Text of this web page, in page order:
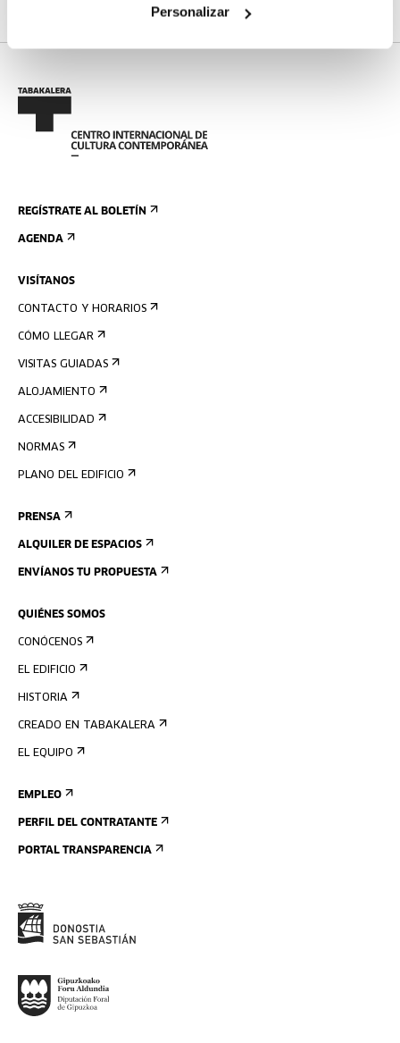
Personalizar
REGÍSTRATE AL BOLETÍN
AGENDA
VISÍTANOS
CONTACTO Y HORARIOS
CÓMO LLEGAR
VISITAS GUIADAS
ALOJAMIENTO
ACCESIBILIDAD
NORMAS
PLANO DEL EDIFICIO
PRENSA
ALQUILER DE ESPACIOS
ENVÍANOS TU PROPUESTA
QUIÉNES SOMOS
CONÓCENOS
EL EDIFICIO
HISTORIA
CREADO EN TABAKALERA
EL EQUIPO
EMPLEO
PERFIL DEL CONTRATANTE
PORTAL TRANSPARENCIA